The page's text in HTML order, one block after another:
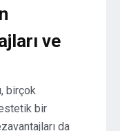
ve
birçok
bir
da